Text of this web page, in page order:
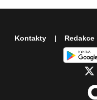
Kontakty Redakce